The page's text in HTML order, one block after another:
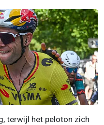
terwijl het peloton zich